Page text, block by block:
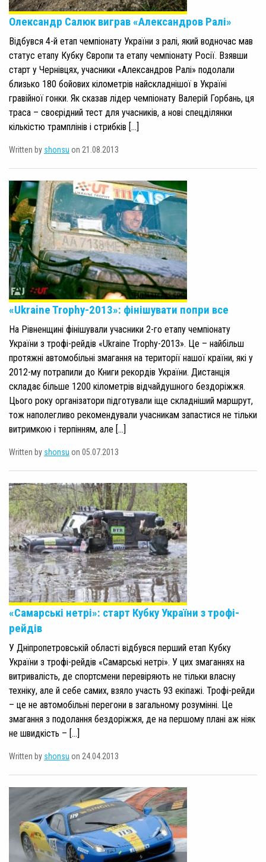
Олександр Салюк виграв «Александров Ралі»
Відбувся 4-й етап чемпіонату України з ралі, який водночас мав
статус етапу Кубку Європи та етапу чемпіонату Росії. Взявши
старт у Чернівцях, учасники «Александров Ралі» подолали
близько 180 бойових кілометрів найскладнішої в Україні
гравійної гонки. Як сказав лідер чемпіонату Валерій Горбань, ця
траса – своєрідний тест для учасників, а нові спецділянки
кількістю трамплінів і стрибків […]
Written by shonsu on 21.08.2013
«Ukraine Trophy-2013»: фінішувати попри все
На Рівненщині фінішували учасники 2-го етапу чемпіонату
України з трофі-рейдів «Ukraine Trophy-2013». Це – найбільш
протяжні автомобільні змагання на території нашої країни, які у
2012-му потрапили до Книги рекордів України. Дистанція
складає більше 1200 кілометрів відчайдушного бездоріжжя.
Цього року організатори підготували іще складніший маршрут,
тож наполегливо рекомендували учасникам запастися не тільки
витримкою і терпінням, але […]
Written by shonsu on 05.07.2013
«Самарські нетрі»: старт Кубку України з трофі-
рейдів
У Дніпропетровській області відбувся перший етап Кубку
України з трофі-рейдів «Самарські нетрі». У цих змаганнях на
витривалість, де спортсмени перевіряють не тільки власну
техніку, але й себе самих, взяло участь 93 екіпажі. Трофі-рейди
– це не автомобільні перегони в загальному розумінні. Це
змагання з подолання бездоріжжя, де на першому плані аж ніяк
не швидкість – […]
Written by shonsu on 24.04.2013